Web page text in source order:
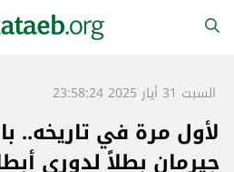
السبت 31 أيار 2025 23:58:24
لأول مرة في تاريخه..
جيرمان بطلاً لدوري